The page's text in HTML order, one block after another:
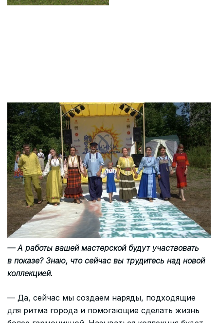
— А работы вашей мастерской будут участвовать
в показе? Знаю, что сейчас вы трудитесь над новой
коллекцией.
— Да, сейчас мы создаем наряды, подходящие
для ритма города и помогающие сделать жизнь